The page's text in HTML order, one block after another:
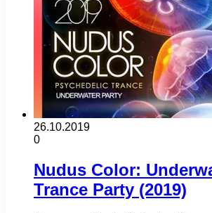
26.10.2019
0
Nudus Color:
Trance Party (2019)